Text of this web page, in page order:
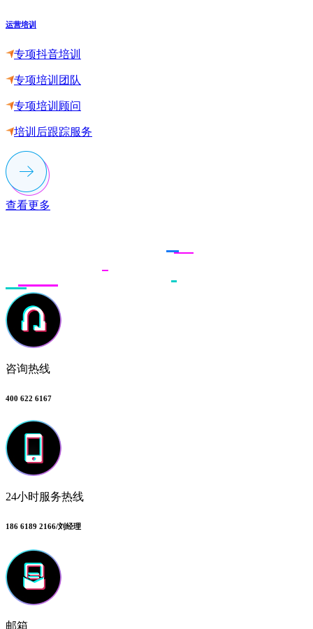
运营培训
专项抖音培训
专项培训团队
专项培训顾问
培训后跟踪服务
查看更多
咨询热线
400 622 6167
24小时服务热线
186 6189 2166/刘经理
邮箱